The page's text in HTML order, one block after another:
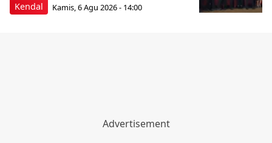
Kendal Kamis, 6 Agu 2026 - 14:00